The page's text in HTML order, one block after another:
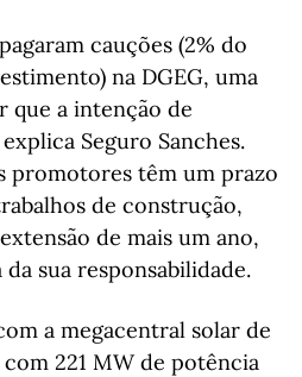
cauções (2% do
na DGEG, uma
que a intenção de
Seguro Sanches.
promotores têm um prazo
de construção,
de mais um ano,
sua responsabilidade.
a megacentral solar de
221 MW de potência